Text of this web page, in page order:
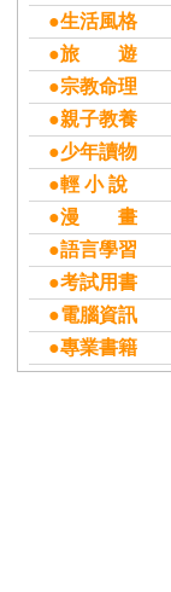
●生活風格
●旅 遊
●宗教命理
●親子教養
●少年讀物
●輕 小 說
●漫 畫
●語言學習
●考試用書
●電腦資訊
●專業書籍